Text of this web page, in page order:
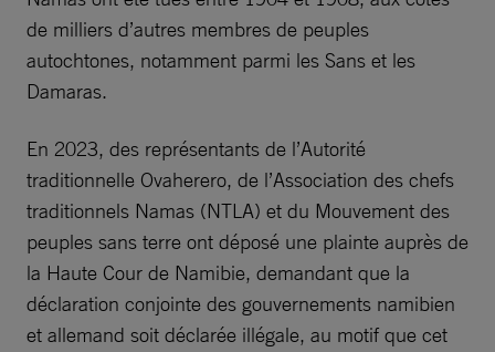
de milliers d’autres membres de peuples
autochtones, notamment parmi les Sans et les
Damaras.
En 2023, des représentants de l’Autorité
traditionnelle Ovaherero, de l’Association des chefs
traditionnels Namas (NTLA) et du Mouvement des
peuples sans terre ont déposé une plainte auprès de
la Haute Cour de Namibie, demandant que la
déclaration conjointe des gouvernements namibien
et allemand soit déclarée illégale, au motif que cet